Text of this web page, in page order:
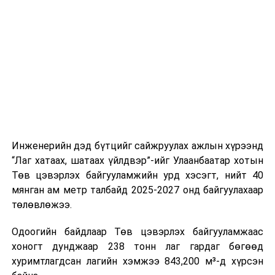
өдөр тутмын ажлын бэлэн байдлыг хангах зэрэг
практик ур чадварыг сургалтын хөтөлбөрт тусгажээ.
Сургалтыг танилцуулах лекц, асуулт-хариулт,
жишээнд суурилсан сургалт, багаар ажиллах дасгал,
танилцах, онцгой нөхцөлд ажиллах дадлага зэрэг
онол, практик хосолсон хэлбэрээр зохион байгуулж
байна.
Инженерийн дэд бүтцийг сайжруулах ажлын хүрээнд
“Лаг хатаах, шатаах үйлдвэр”-ийг Улаанбаатар хотын
Төв цэвэрлэх байгууламжийн урд хэсэгт, нийт 40
мянган ам метр талбайд 2025-2027 онд байгуулахаар
төлөвлөжээ.
Одоогийн байдлаар Төв цэвэрлэх байгууламжаас
хоногт дунджаар 238 тонн лаг гардаг бөгөөд
хуримтлагдсан лагийн хэмжээ 843,200 м³-д хүрсэн